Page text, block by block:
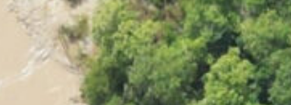
Verkocht
USD 300.000 | Titel:Grondhuur